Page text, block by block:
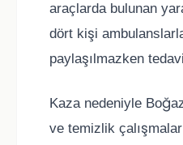
araçlarda bulunan
dört kişi
paylaşılmazken
Kaza nedeniyle
ve temizlik